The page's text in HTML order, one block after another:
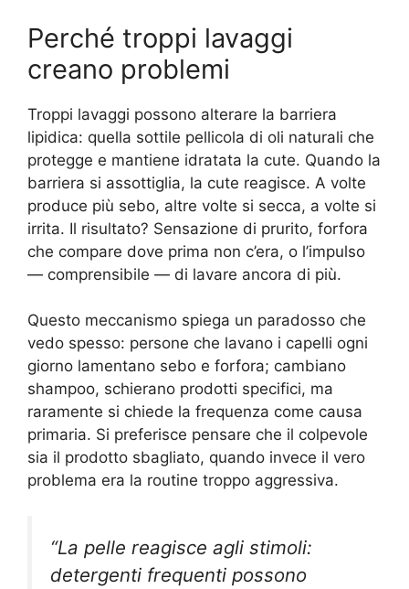
Perché troppi lavaggi
creano problemi
Troppi lavaggi possono alterare la barriera
lipidica: quella sottile pellicola di oli naturali che
protegge e mantiene idratata la cute. Quando la
barriera si assottiglia, la cute reagisce. A volte
produce più sebo, altre volte si secca, a volte si
irrita. Il risultato? Sensazione di prurito, forfora
che compare dove prima non c’era, o l’impulso
— comprensibile — di lavare ancora di più.
Questo meccanismo spiega un paradosso che
vedo spesso: persone che lavano i capelli ogni
giorno lamentano sebo e forfora; cambiano
shampoo, schierano prodotti specifici, ma
raramente si chiede la frequenza come causa
primaria. Si preferisce pensare che il colpevole
sia il prodotto sbagliato, quando invece il vero
problema era la routine troppo aggressiva.
“La pelle reagisce agli stimoli:
detergenti frequenti possono